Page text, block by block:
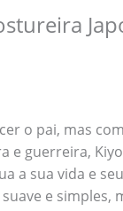
o pai, mas
e guerreira,
a sua vida e
e simples,